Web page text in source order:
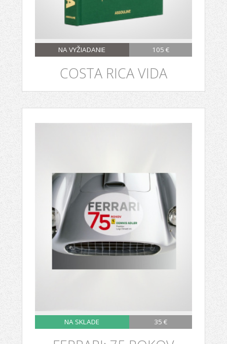
NA VYŽIADANIE 105 €
COSTA RICA VIDA
NA SKLADE 35 €